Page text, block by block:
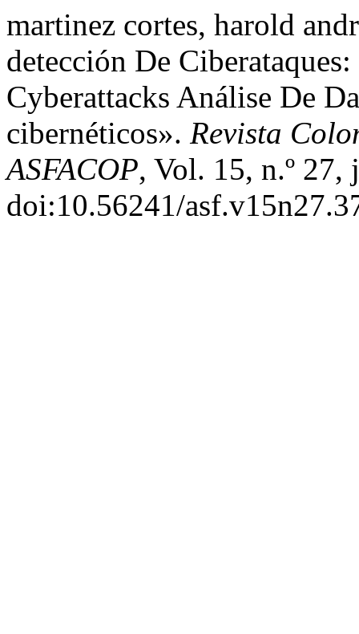
martinez cortes, harold
detección De
Cyberattacks Análise De
cibernéticos». Revista
ASFACOP, Vol. 15, n.º
doi:10.56241/